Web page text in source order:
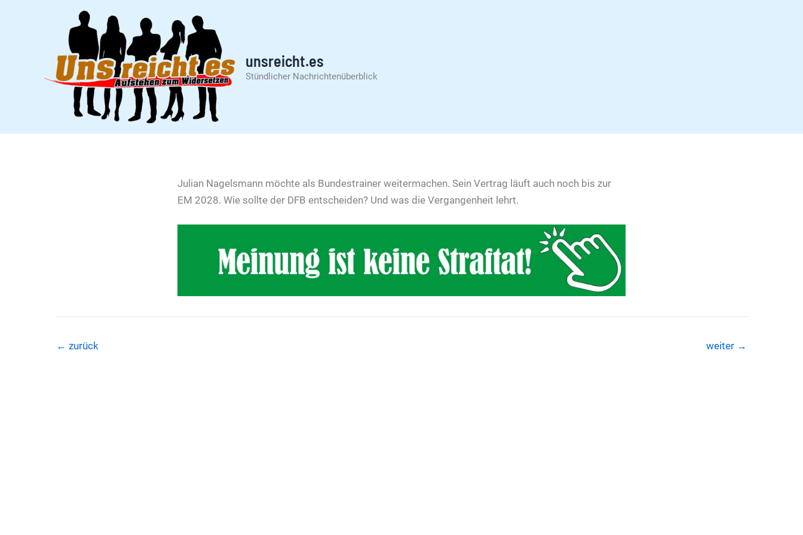
unsreicht.es
Stündlicher Nachrichtenüberblick
Julian Nagelsmann möchte als Bundestrainer weitermachen. Sein Vertrag läuft auch noch bis zur
EM 2028. Wie sollte der DFB entscheiden? Und was die Vergangenheit lehrt.
← zurück weiter →